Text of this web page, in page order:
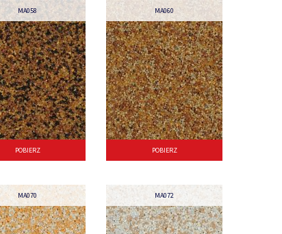
MA058
POBIERZ
MA060
POBIERZ
MA070 MA072